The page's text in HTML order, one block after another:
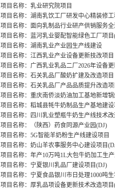
项目名称：乳业研究院项目
项目名称：湖南乳饮工厂研发中心精装修
项目名称：面向乳制品行业研产供销服务
项目名称：蓝河乳业婴配智能绿色工厂项目
项目名称：湖南乳业产业园生产线建设
项目名称：江西乳业产业设备更新技改项目
项目名称：广西乳业乳品二厂2026年设备
项目名称：石关乳品厂酸奶扩建及改造项目
项目名称：石关乳品厂产品品质提升改造项
项目名称：重庆南侨淡奶油加工基地新增锅
项目名称：稻城县牦牛奶制品生产基地建设
项目名称：四川乳业塑瓶牛奶生产线技术改
项目名称：（陕西）药食同源产业园(DJ)
项目名称：5G智能羊奶粉生产线建设项目
项目名称：奶山羊农事服务中心建设项目
项目名称：年产10万吨1L大包牛奶加工生
项目名称：宁夏银川乳品厂建设项目(DJ)
项目名称：宁夏食品银川市日处理1000吨
项目名称：厚乳品项设备更新技术改造项目